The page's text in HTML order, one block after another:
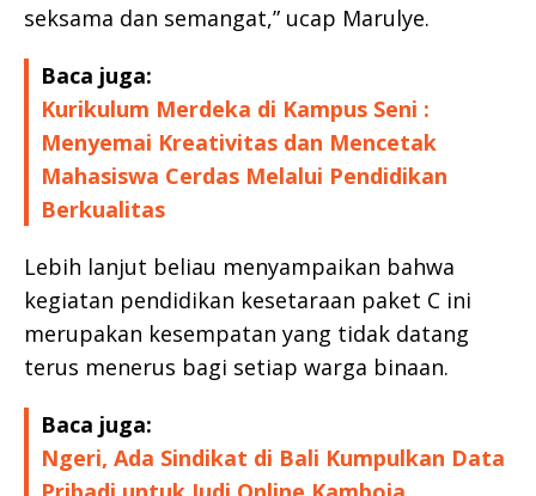
seksama dan semangat,” ucap Marulye.
Baca juga:
Kurikulum Merdeka di Kampus Seni :
Menyemai Kreativitas dan Mencetak
Mahasiswa Cerdas Melalui Pendidikan
Berkualitas
Lebih lanjut beliau menyampaikan bahwa
kegiatan pendidikan kesetaraan paket C ini
merupakan kesempatan yang tidak datang
terus menerus bagi setiap warga binaan.
Baca juga:
Ngeri, Ada Sindikat di Bali Kumpulkan Data